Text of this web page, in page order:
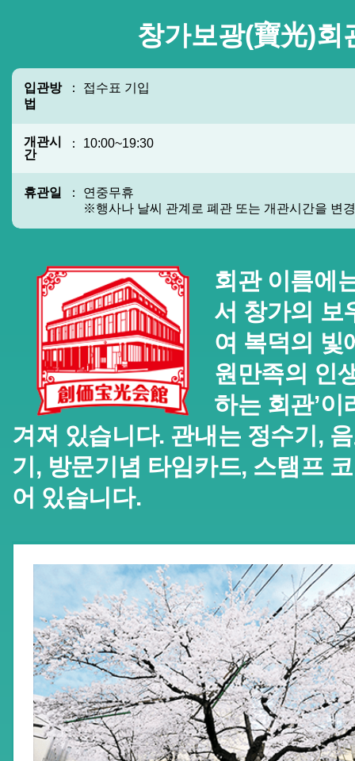
창가보광(寶光)회
입관방
법
： 접수표 기입
개관시
간
： 10:00~19:30
휴관일
： 연중무휴
※행사나 날씨 관계로 폐관 또는 개관시간을 변
회관 이름에
서 창가의 보
여 복덕의 빛
원만족의 인
하는 회관’이
겨져 있습니다. 관내는 정수기,
기, 방문기념 타임카드, 스탬프
어 있습니다.